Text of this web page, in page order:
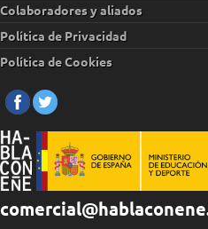
Colaboradores y aliados
Política de Privacidad
Política de Cookies